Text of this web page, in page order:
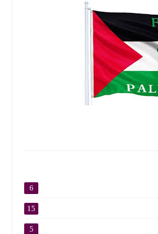
6
15
5